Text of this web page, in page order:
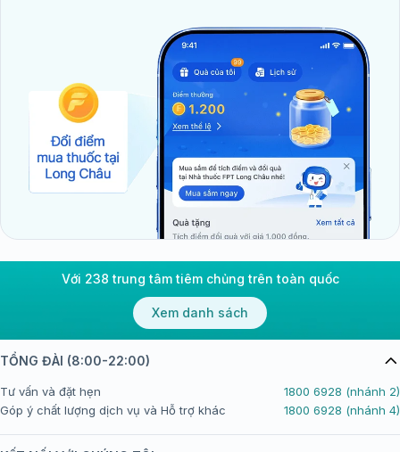
Với 238 trung tâm tiêm chủng trên toàn quốc
Xem danh sách
TỔNG ĐÀI (8:00-22:00)
Tư vấn và đặt hẹn
1800 6928 (nhánh 2)
Góp ý chất lượng dịch vụ và Hỗ trợ khác
1800 6928 (nhánh 4)